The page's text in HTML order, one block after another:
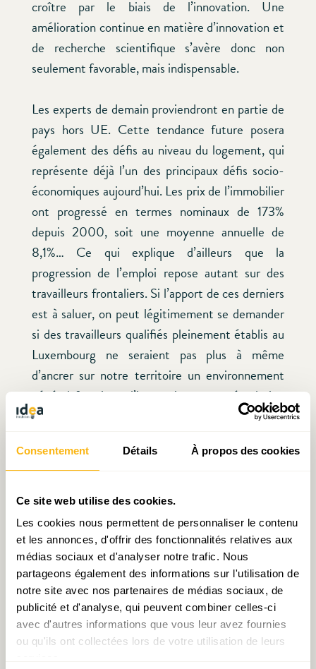
Consentement Détails À propos des cookies
Ce site web utilise des cookies.
Les cookies nous permettent de personnaliser le contenu
et les annonces, d'offrir des fonctionnalités relatives aux
médias sociaux et d'analyser notre trafic. Nous
partageons également des informations sur l'utilisation de
notre site avec nos partenaires de médias sociaux, de
publicité et d'analyse, qui peuvent combiner celles-ci
avec d'autres informations que vous leur avez fournies
ou qu'ils ont collectées lors de votre utilisation de leurs
croître par le biais de l’innovation. Une
amélioration continue en matière d’innovation et
de recherche scientifique s’avère donc non
seulement favorable, mais indispensable.
Les experts de demain proviendront en partie de
pays hors UE. Cette tendance future posera
également des défis au niveau du logement, qui
représente déjà l’un des principaux défis socio-
économiques aujourd’hui. Les prix de l’immobilier
ont progressé en termes nominaux de 173%
depuis 2000, soit une moyenne annuelle de
8,1%… Ce qui explique d’ailleurs que la
progression de l’emploi repose autant sur des
travailleurs frontaliers. Si l’apport de ces derniers
est à saluer, on peut légitimement se demander
si des travailleurs qualifiés pleinement établis au
Luxembourg ne seraient pas plus à même
d’ancrer sur notre territoire un environnement
général favorisant l’innovation, une « émulation
créatrice » en la matière.
Une autre conditionsine qua nonpour attirer les
«brains» internationaux est le renforcement de
la langue anglaise dans notre paysage R&D.
Faire évoluer le cadre législatif en matière
d’immigration
S’agissant des conditions préalables d’un
environnement compétitif qui nous
permettraient d’attirer non seulement des